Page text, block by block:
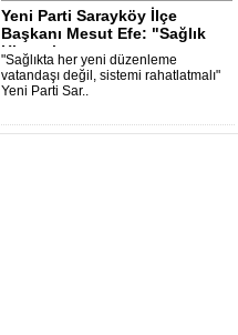
Yeni Parti Sarayköy İlçe
Başkanı Mesut Efe: "Sağlık
Hizmeti ..
"Sağlıkta her yeni düzenleme
vatandaşı değil, sistemi rahatlatmalı"
Yeni Parti Sar..